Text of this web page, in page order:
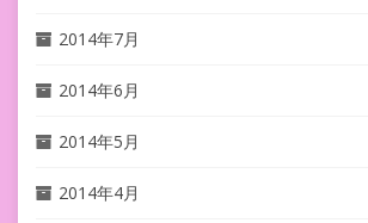
2014年7月
2014年6月
2014年5月
2014年4月